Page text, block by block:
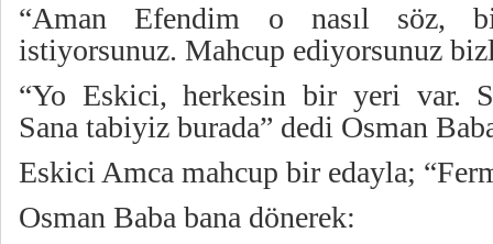
“Aman Efendim o nasıl
istiyorsunuz. Mahcup ediyorsunuz
“Yo Eskici, herkesin bir yeri var.
Sana tabiyiz burada” dedi Osman
Eskici Amca mahcup bir edayla;
Osman Baba bana dönerek: